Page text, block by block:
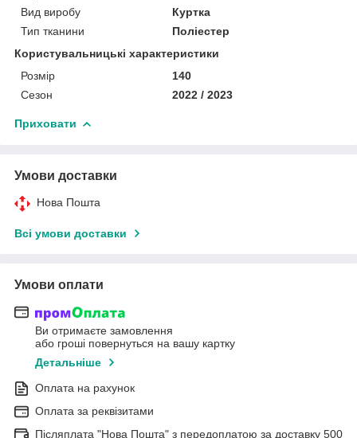
Вид виробу
Куртка
Тип тканини
Поліестер
Користувальницькі характеристики
Розмір
140
Сезон
2022 / 2023
Приховати
Умови доставки
Нова Пошта
Всі умови доставки
Умови оплати
Ви отримаєте замовлення
або гроші повернуться на вашу картку
Детальніше
Оплата на рахунок
Оплата за реквізитами
Післяплата "Нова Пошта" з передоплатою за доставку 500